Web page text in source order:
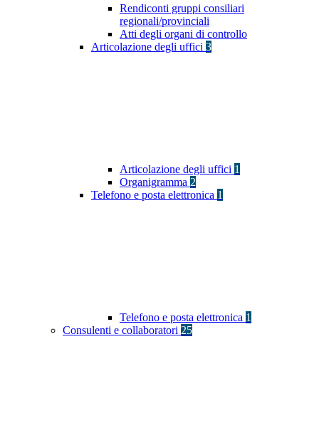
Rendiconti gruppi consiliari
regionali/provinciali
Atti degli organi di controllo
Articolazione degli uffici 3
Articolazione degli uffici 1
Organigramma 2
Telefono e posta elettronica 1
Telefono e posta elettronica 1
Consulenti e collaboratori 25